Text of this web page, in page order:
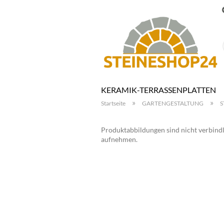
KERAMIK-TERRASSENPLATTEN
Startseite » GARTENGESTALTUNG »
Produktabbildungen sind nicht
aufnehmen.